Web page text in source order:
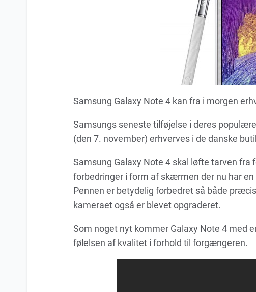
Samsung Galaxy Note 4 kan fra i morgen
Samsungs seneste tilføjelse i deres
(den 7. november) erhverves i de danske
Samsung Galaxy Note 4 skal løfte tarven fra
forbedringer i form af skærmen der nu har en
Pennen er betydelig forbedret så både
kameraet også er blevet opgraderet.
Som noget nyt kommer Galaxy Note 4 med
følelsen af kvalitet i forhold til forgængeren.